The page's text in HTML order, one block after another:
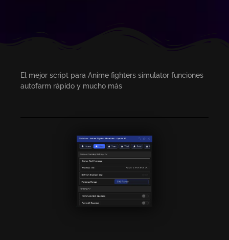
El mejor script para Anime fighters simulator funciones
autofarm rápido y mucho más